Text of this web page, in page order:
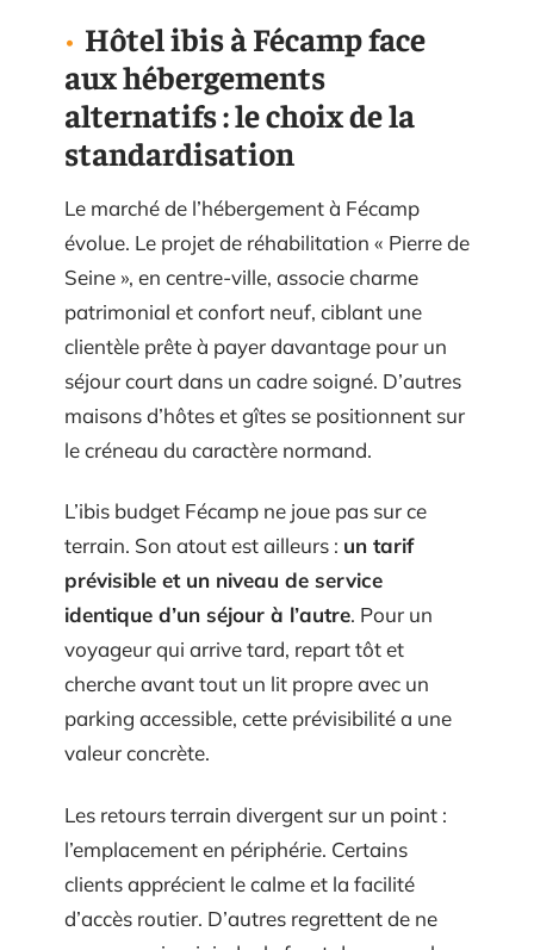
Hôtel ibis à Fécamp face
aux hébergements
alternatifs : le choix de la
standardisation
Le marché de l’hébergement à Fécamp
évolue. Le projet de réhabilitation « Pierre de
Seine », en centre-ville, associe charme
patrimonial et confort neuf, ciblant une
clientèle prête à payer davantage pour un
séjour court dans un cadre soigné. D’autres
maisons d’hôtes et gîtes se positionnent sur
le créneau du caractère normand.
L’ibis budget Fécamp ne joue pas sur ce
terrain. Son atout est ailleurs : un tarif
prévisible et un niveau de service
identique d’un séjour à l’autre. Pour un
voyageur qui arrive tard, repart tôt et
cherche avant tout un lit propre avec un
parking accessible, cette prévisibilité a une
valeur concrète.
Les retours terrain divergent sur un point :
l’emplacement en périphérie. Certains
clients apprécient le calme et la facilité
d’accès routier. D’autres regrettent de ne